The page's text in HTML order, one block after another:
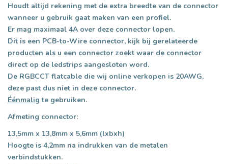
Houdt altijd rekening met de extra breedte van de connector
wanneer u gebruik gaat maken van een profiel.
Er mag maximaal 4A over deze connector lopen.
Dit is een PCB-to-Wire connector, kijk bij gerelateerde
producten als u een connector zoekt waar de connector
direct op de ledstrips aangesloten word.
De RGBCCT flatcable die wij online verkopen is 20AWG,
deze past dus niet in deze connector.
Éénmalig te gebruiken.
Afmeting connector:
13,5mm x 13,8mm x 5,6mm (lxbxh)
Hoogte is 4,2mm na indrukken van de metalen
verbindstukken.